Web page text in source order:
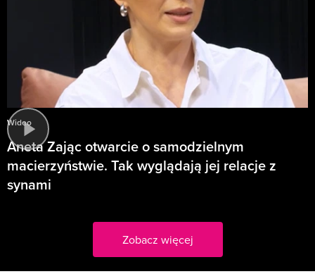
Wideo
Aneta Zając otwarcie o samodzielnym
macierzyństwie. Tak wyglądają jej relacje z
synami
Zobacz więcej